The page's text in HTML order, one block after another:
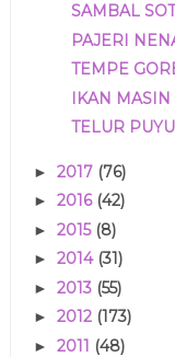
SAMBAL
PAJERI
TEMPE
IKAN
TELUR
► 2017 (76)
► 2016 (42)
► 2015 (8)
► 2014 (31)
► 2013 (55)
► 2012 (173)
► 2011 (48)